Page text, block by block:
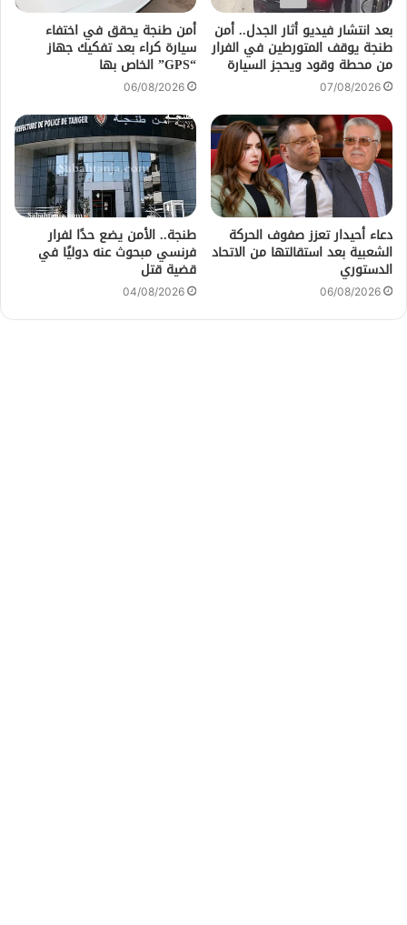
بعد انتشار فيديو أثار الجدل.. أمن
طنجة يوقف المتورطين في الفرار
من محطة وقود ويحجز السيارة
07/08/2026
أمن طنجة يحقق في اختفاء
سيارة كراء بعد تفكيك جهاز
“GPS” الخاص بها
06/08/2026
دعاء أحيدار تعزز صفوف الحركة
الشعبية بعد استقالتها من الاتحاد
الدستوري
06/08/2026
طنجة.. الأمن يضع حدًا لفرار
فرنسي مبحوث عنه دوليًا في
قضية قتل
04/08/2026